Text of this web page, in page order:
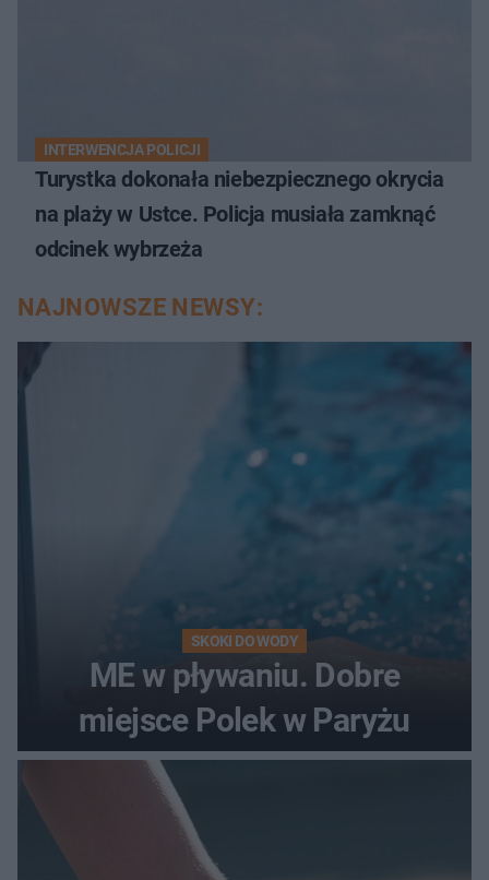
INTERWENCJA POLICJI
Turystka dokonała niebezpiecznego okrycia
na plaży w Ustce. Policja musiała zamknąć
odcinek wybrzeża
NAJNOWSZE NEWSY:
SKOKI DO WODY
ME w pływaniu. Dobre
miejsce Polek w Paryżu